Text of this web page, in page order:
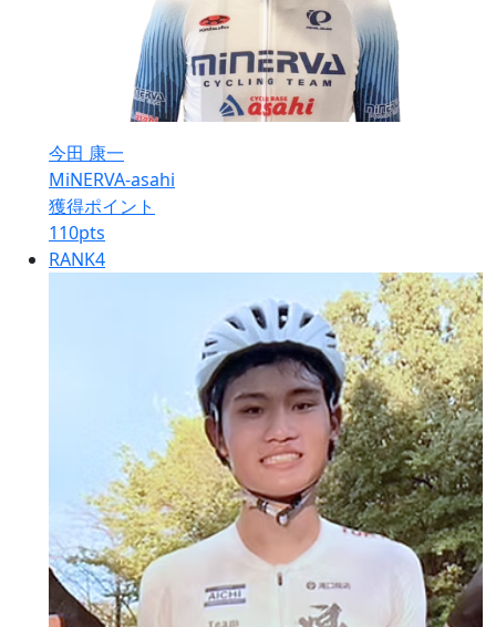
今田 康一
MiNERVA-asahi
獲得ポイント
110pts
RANK4